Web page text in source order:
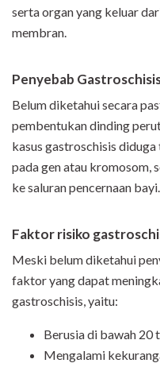
serta organ yang keluar
membran.
Penyebab
Belum diketahui secara
pembentukan dinding
kasus gastroschisis
pada gen atau kromosom,
ke saluran pencernaan bayi.
Faktor risiko
Meski belum diketahui
faktor yang dapat
gastroschisis, yaitu:
Berusia di bawah 20
Mengalami